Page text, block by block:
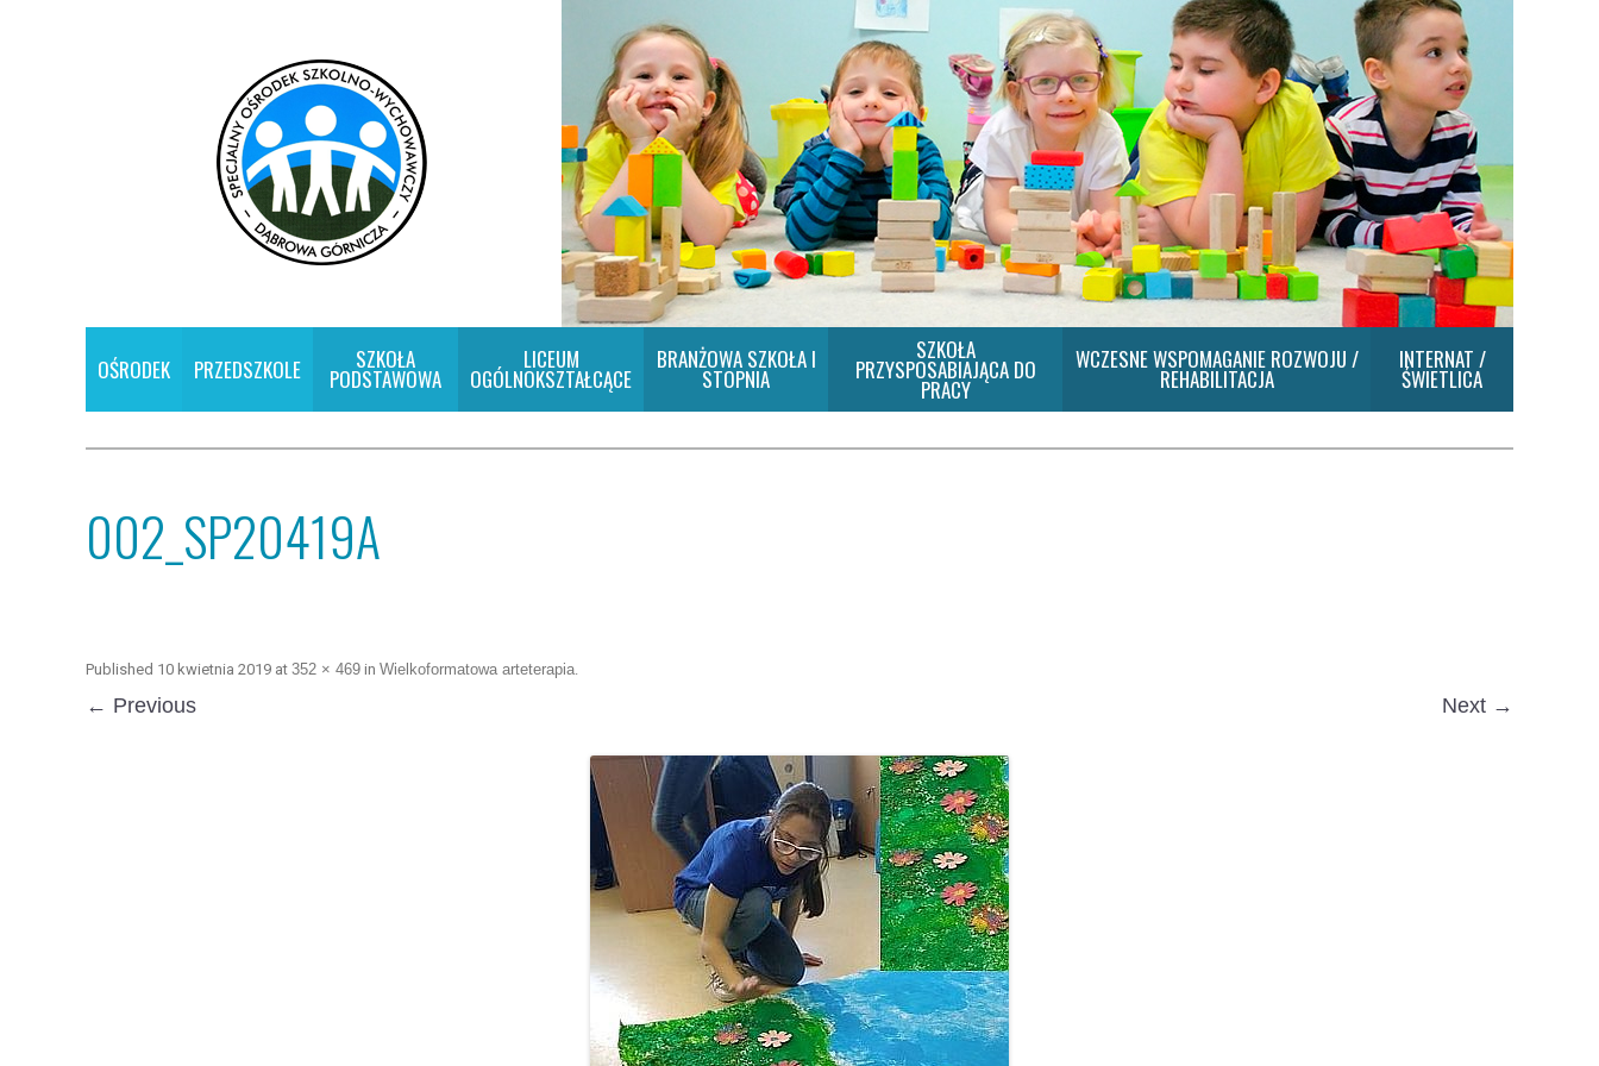
OŚRODEK PRZEDSZKOLE SZKOŁA
PODSTAWOWA
LICEUM
OGÓLNOKSZTAŁCĄCE
BRANŻOWA SZKOŁA I
STOPNIA
SZKOŁA
PRZYSPOSABIAJĄCA DO
PRACY
WCZESNE WSPOMAGANIE ROZWOJU /
REHABILITACJA
INTERNAT /
ŚWIETLICA
002_SP20419A
Published 10 kwietnia 2019 at 352 × 469 in Wielkoformatowa arteterapia.
← Previous Next →